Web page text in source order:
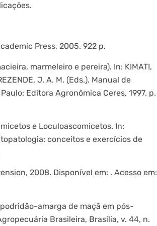
Press, 2005. 922 p.
marmeleiro e pereira). In: KIMATI,
J. A. M. (Eds.). Manual de
Editora Agronômica Ceres, 1997. p.
e Loculoascomicetos. In:
conceitos e exercícios de
2008. Disponível em: . Acesso em:
podridão-amarga de maçã em pós-
Brasileira, Brasília, v. 44, n.